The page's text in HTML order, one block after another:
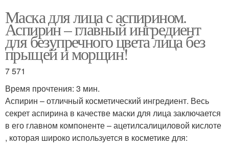
Маска для лица с аспирином.
Аспирин – главный ингредиент
для безупречного цвета лица без
прыщей и морщин!
7 571
Время прочтения: 3 мин.
Аспирин – отличный косметический ингредиент. Весь
секрет аспирина в качестве маски для лица заключается
в его главном компоненте – ацетилсалициловой кислоте
, которая широко используется в косметике для: